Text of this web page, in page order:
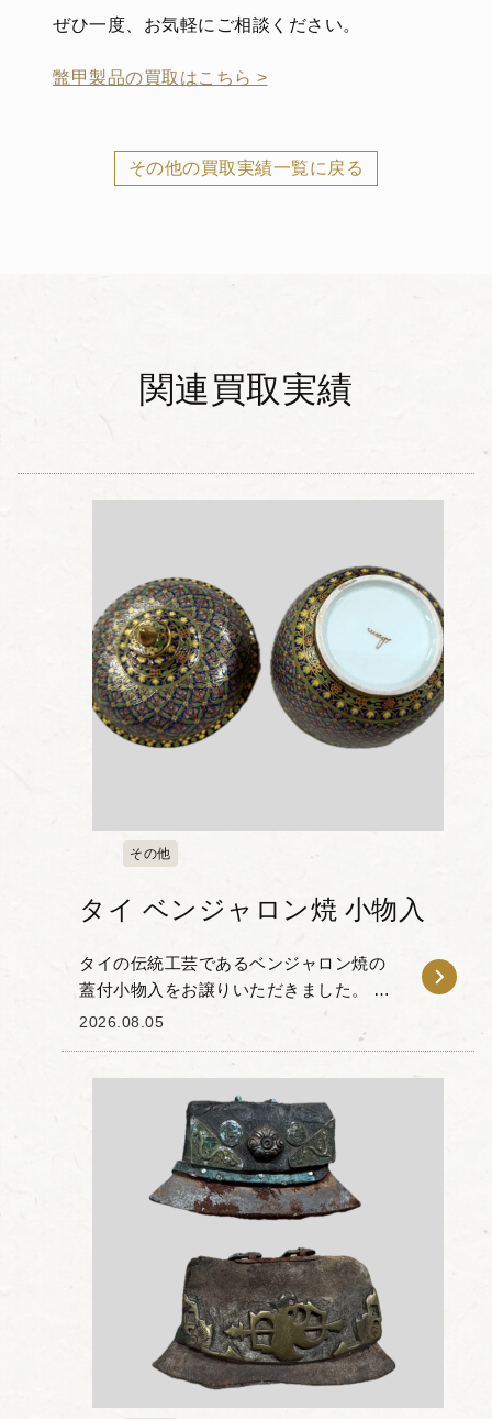
ぜひ一度、お気軽にご相談ください。
鼈甲製品の買取はこちら >
その他の買取実績一覧に戻る
関連買取実績
その他
タイ ベンジャロン焼 小物入
タイの伝統工芸であるベンジャロン焼の
蓋付小物入をお譲りいただきました。 ベ
ンジャロンとは古代サンスクリット語で
「５色」を意味し、その名の通り多色使
2026.08.05